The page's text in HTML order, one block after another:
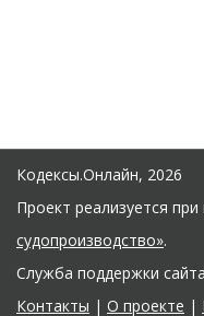
Кодексы.Онлайн, 2026
Проект реализуется
судопроизводство».
Служба поддержки
Контакты | О проекте |